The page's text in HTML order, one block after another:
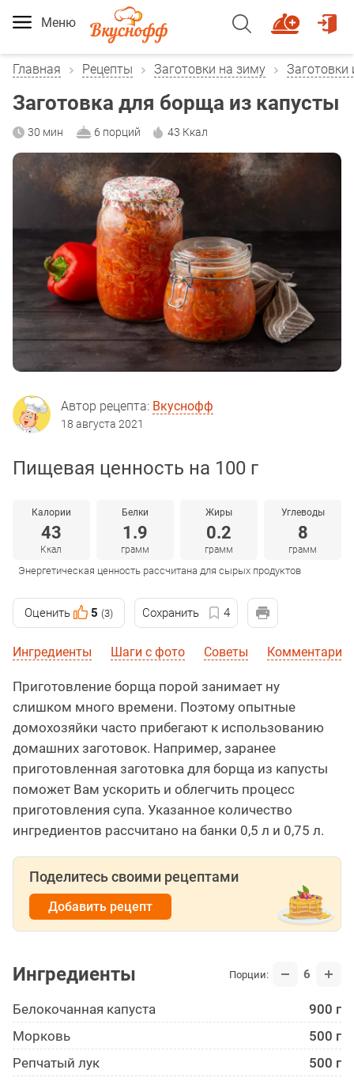
Меню
Главная Рецепты Заготовки на зиму Заготовки
Заготовка для борща из капусты
30 мин 6 порций 43 Ккал
Автор рецепта: Вкуснофф
18 августа 2021
Пищевая ценность на 100 г
Калории
43
Ккал
Белки
1.9
грамм
Жиры
0.2
грамм
Углеводы
8
грамм
Энергетическая ценность рассчитана для сырых продуктов
Оценить 5 (3) Сохранить 4
Ингредиенты Шаги с фото Советы Комментарии
Приготовление борща порой занимает ну
слишком много времени. Поэтому опытные
домохозяйки часто прибегают к использованию
домашних заготовок. Например, заранее
приготовленная заготовка для борща из капусты
поможет Вам ускорить и облегчить процесс
приготовления супа. Указанное количество
ингредиентов рассчитано на банки 0,5 л и 0,75 л.
Поделитесь своими рецептами
Добавить рецепт
Ингредиенты Порции: 6
Белокоча­нная капуста
900 г
Морковь
500 г
Репчатый лук
500 г